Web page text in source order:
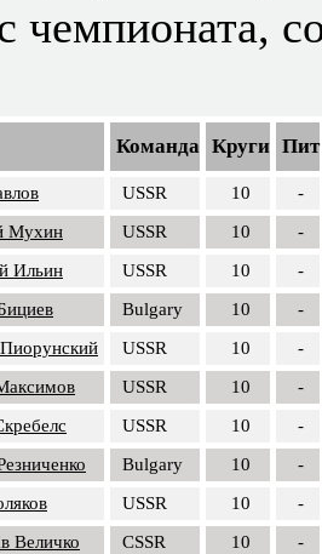
чемпионата,
Команда Круги Пит
USSR 10
-
Мухин USSR 10
-
Ильин USSR 10
-
Bulgary 10
-
USSR 10
-
USSR 10
-
USSR 10
-
Bulgary 10
-
USSR 10
-
Величко CSSR 10
-